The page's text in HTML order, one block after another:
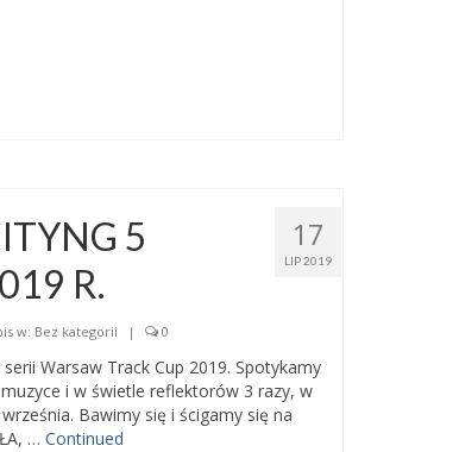
17
LIP 2019
5
R.
w: Bez kategorii | 0
Warsaw Track Cup 2019. Spotykamy
i w świetle reflektorów 3 razy, w
Bawimy się i ścigamy się na
… Continued